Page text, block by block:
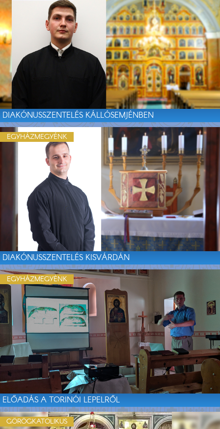
DIAKÓNUSSZENTELÉS KÁLLÓSEMJÉNBEN
DIAKÓNUSSZENTELÉS KISVÁRDÁN
EGYHÁZMEGYÉNK
ELŐADÁS A TORINÓI LEPELRŐL
EGYHÁZMEGYÉNK
GÖRÖGKATOLIKUS